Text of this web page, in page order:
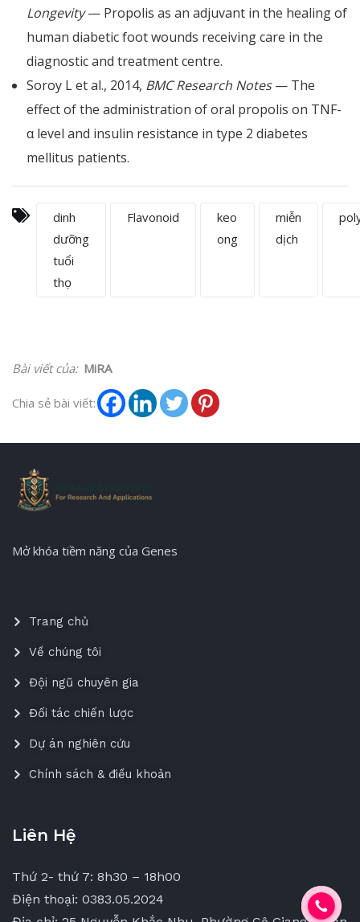
Longevity— Propolis as an adjuvant in the healing of
human diabetic foot wounds receiving care in the
diagnostic and treatment centre.
Soroy L et al., 2014, BMC Research Notes— The
effect of the administration of oral propolis on TNF-
α level and insulin resistance in type 2 diabetes
mellitus patients.
dinh
dưỡng
tuổi
thọ
Flavonoid
keo
ong
miễn
dịch
Bài viết của: MiRA
Chia sẻ bài viết:
Mở khóa tiềm năng của Genes
Trang chủ
Về chúng tôi
Đội ngũ chuyên gia
Đối tác chiến lược
Dự án nghiên cứu
Chính sách & điều khoản
Liên Hệ
Thứ 2- thứ 7: 8h30 – 18h00
Điện thoại: 0383.05.2024